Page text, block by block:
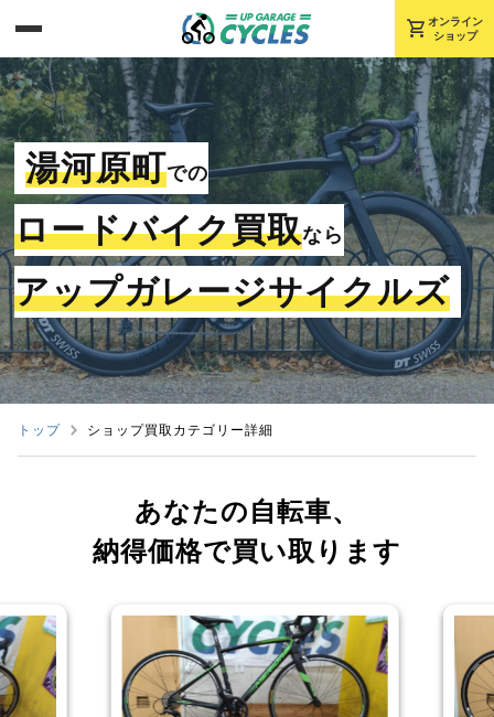
shopping_cart オンライン
ショップ
湯河原町での
ロードバイク買取なら
アップガレージサイクルズ
トップ ショップ買取カテゴリー詳細
あなたの自転車、
納得価格で買い取ります